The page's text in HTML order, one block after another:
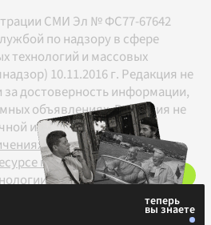
СМИ Эл № ФС77-67642
по надзору в сфере
технологий и массовых
10.11.2016 г. Редакция не
за достоверность информации,
объявлениях. Редакция не
информации.
применяются
в соответствии с